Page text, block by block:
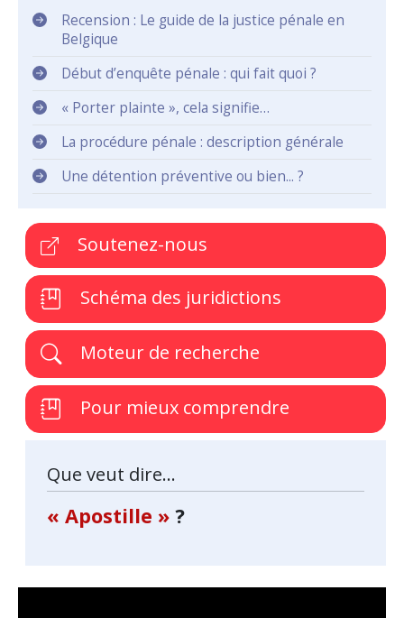
Recension : Le guide de la justice pénale en
Belgique
Début d’enquête pénale : qui fait quoi ?
« Porter plainte », cela signifie…
La procédure pénale : description générale
Une détention préventive ou bien... ?
Soutenez-nous
Schéma des juridictions
Moteur de recherche
Pour mieux comprendre
Que veut dire...
« Apostille » ?